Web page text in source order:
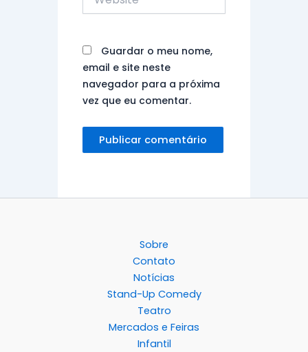
Guardar o meu nome,
email e site neste
navegador para a próxima
vez que eu comentar.
Sobre
Contato
Notícias
Stand-Up Comedy
Teatro
Mercados e Feiras
Infantil